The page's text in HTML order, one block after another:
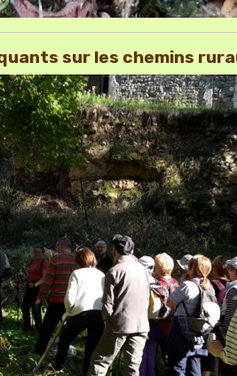
sur les chemins